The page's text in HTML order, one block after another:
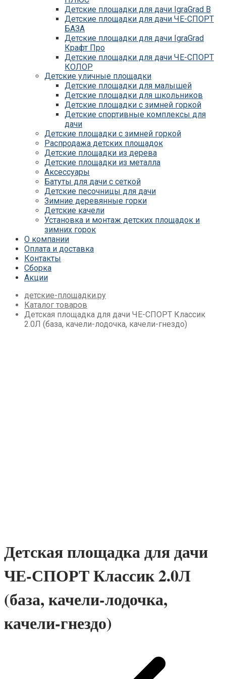
Детские площадки для дачи IgraGrad B
Детские площадки для дачи ЧЕ-СПОРТ
БАЗА
Детские площадки для дачи IgraGrad
Крафт Про
Детские площадки для дачи ЧЕ-СПОРТ
КОЛОР
Детские площадки для дачи IgraGrad С
Детские площадки для дачи ЧЕ-СПОРТ
КАРКАС
Детские площадки для дачи Савушка
КУБ
Детские уличные игровые площадки
для дачи IgraGrad К
Детские площадки для дачи IgraGrad W
Детские площадки для дачи Выше всех
Детские площадки для дачи Romana
Детские уличные площадки IgraGrad X
Детские площадки для дачи ЛЕГЕНДА
ЛЕСА серия ВСЕСЕЗОННАЯ
Детские площадки Савушка 4 Сезона
Детские площадки Савушка Мастер
(Махагон)
Детские площадки Савушка Мастер
(Махагон) 4 сезона
Детские площадки Савушка Мастер 4
Детские площадки для дачи Савушка
База
Детские площадки Савушка Бэби Плэй
Детские площадки IgraGrad Старт
Детские уличные площадки
Детские площадки для малышей
Детские площадки для школьников
Детские площадки с зимней горкой
Детские спортивные комплексы для
дачи
Детские площадки с зимней горкой
Распродажа детских площадок
Детские площадки из дерева
Детские площадки из металла
Аксессуары
Батуты для дачи с сеткой
Детские песочницы для дачи
Зимние деревянные горки
Детские качели
Установка и монтаж детских площадок и
зимних горок
О компании
Оплата и доставка
Контакты
Сборка
Акции
детские-площадки.ру
Каталог товаров
Детская площадка для дачи ЧЕ-СПОРТ Классик
2.0Л (база, качели-лодочка, качели-гнездо)
Детская площадка для дачи
ЧЕ-СПОРТ Классик 2.0Л
(база, качели-лодочка,
качели-гнездо)